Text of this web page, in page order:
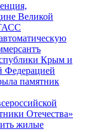
Великой
Крым и
Федерацией
памятник
Отечества»
жилые